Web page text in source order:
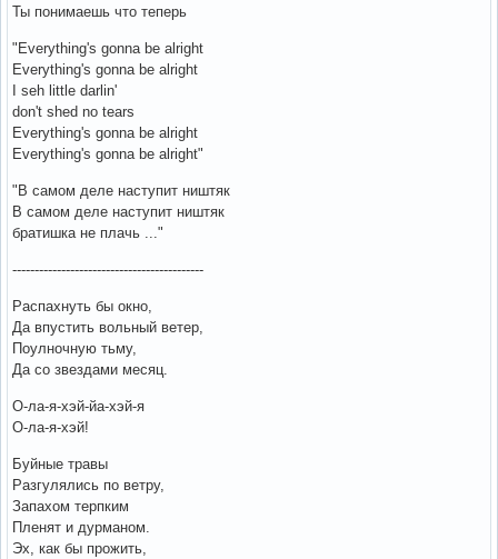
Ты понимаешь что теперь
"Everything's gonna be alright
Everything's gonna be alright
I seh little darlin'
don't shed no tears
Everything's gonna be alright
Everything's gonna be alright"
"В самом деле наступит ништяк
В самом деле наступит ништяк
братишка не плачь ..."
-------------------------------------------
Распахнуть бы окно,
Да впустить вольный ветер,
Поулночную тьму,
Да со звездами месяц.
О-ла-я-хэй-йа-хэй-я
О-ла-я-хэй!
Буйные травы
Разгулялись по ветру,
Запахом терпким
Пленят и дурманом.
Эх, как бы прожить,